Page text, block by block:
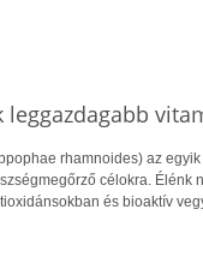
leggazdagabb
rhamnoides) az
célokra. Élénk
és bioaktív